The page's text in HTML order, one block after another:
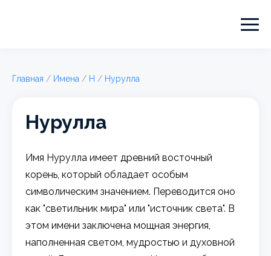
Главная / Имена / Н / Нурулла
Нурулла
Имя Нурулла имеет древний восточный
корень, который обладает особым
символическим значением. Переводится оно
как "светильник мира" или "источник света". В
этом имени заключена мощная энергия,
наполненная светом, мудростью и духовной